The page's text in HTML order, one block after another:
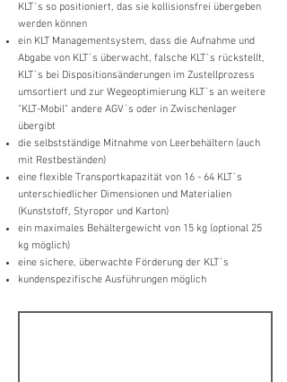
KLT`s so positioniert, das sie kollisionsfrei übergeben
werden können
ein KLT Managementsystem, dass die Aufnahme und
Abgabe von KLT`s überwacht, falsche KLT`s rückstellt,
KLT`s bei Dispositionsänderungen im Zustellprozess
umsortiert und zur Wegeoptimierung KLT`s an weitere
"KLT-Mobil" andere AGV`s oder in Zwischenlager
übergibt
die selbstständige Mitnahme von Leerbehältern (auch
mit Restbeständen)
eine flexible Transportkapazität von 16 - 64 KLT`s
unterschiedlicher Dimensionen und Materialien
(Kunststoff, Styropor und Karton)
ein maximales Behältergewicht von 15 kg (optional 25
kg möglich)
eine sichere, überwachte Förderung der KLT`s
kundenspezifische Ausführungen möglich